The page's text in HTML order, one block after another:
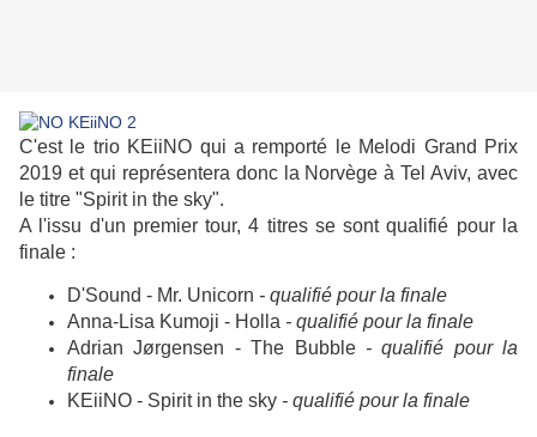
C'est le trio KEiiNO qui a remporté le Melodi Grand Prix
2019 et qui représentera donc la Norvège à Tel Aviv, avec
le titre "Spirit in the sky".
A l'issu d'un premier tour, 4 titres se sont qualifié pour la
finale :
D'Sound - Mr. Unicorn - qualifié pour la finale
Anna-Lisa Kumoji - Holla - qualifié pour la finale
Adrian Jørgensen - The Bubble- qualifié pour la
finale
KEiiNO - Spirit in the sky - qualifié pour la finale